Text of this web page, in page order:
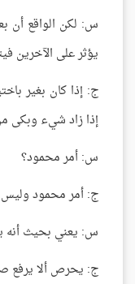
س: لكن الواقع أن
يؤثر على الآخرين
ج: إذا كان بغير
إذا زاد شيء وبكى
س: أمر محمود؟
ج: أمر محمود وليس
س: يعني بحيث أنه
ج: يحرص ألا يرفع